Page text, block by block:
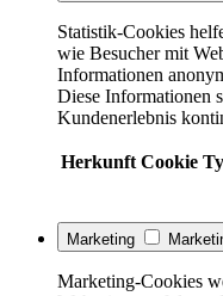
Statistik-Cookies
wie Besucher mit
Informationen
Diese Informationen
Kundenerlebnis
Herkunft Cookie
Marketing
Marketing-Cookies